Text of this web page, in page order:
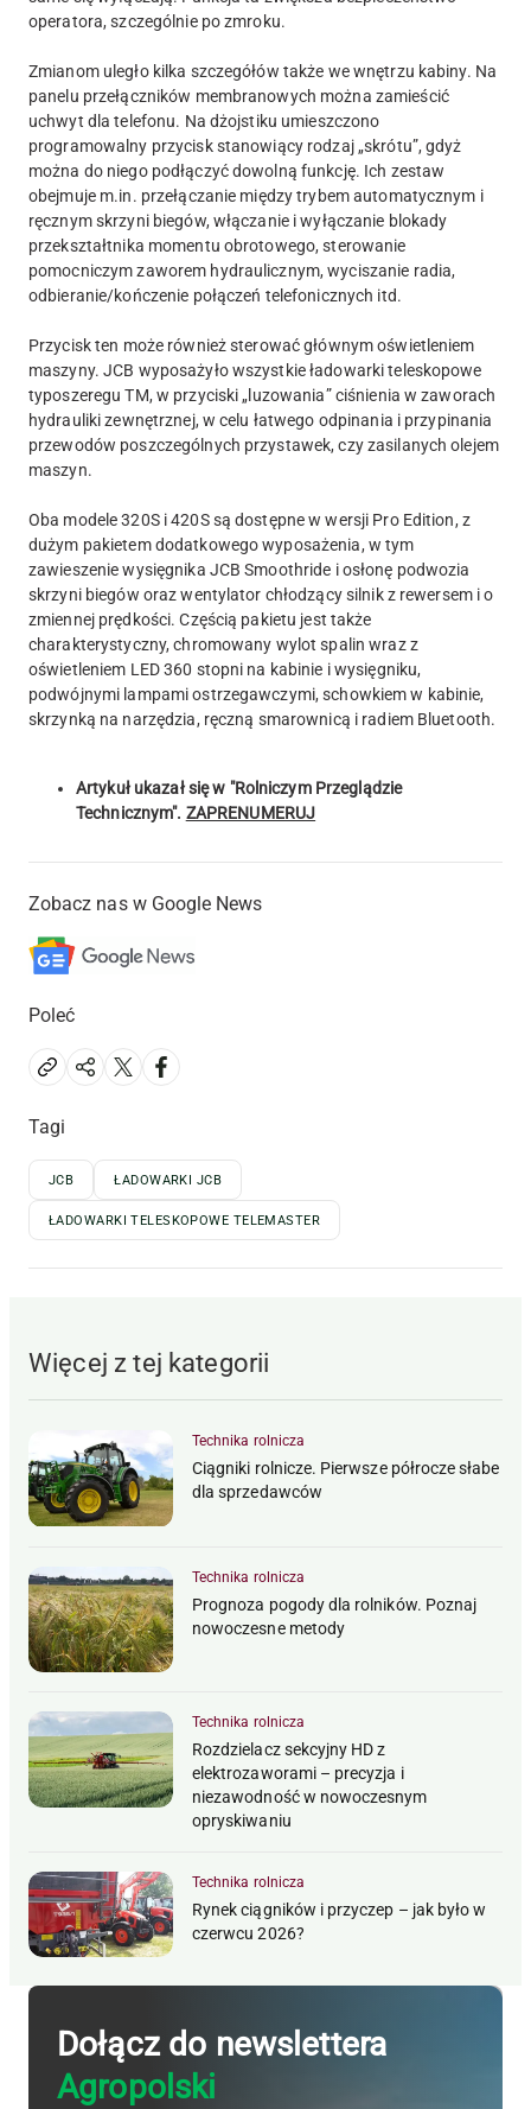
operatora, szczególnie po zmroku.
Zmianom uległo kilka szczegółów także we wnętrzu kabiny. Na
panelu przełączników membranowych można zamieścić
uchwyt dla telefonu. Na dżojstiku umieszczono
programowalny przycisk stanowiący rodzaj „skrótu”, gdyż
można do niego podłączyć dowolną funkcję. Ich zestaw
obejmuje m.in. przełączanie między trybem automatycznym i
ręcznym skrzyni biegów, włączanie i wyłączanie blokady
przekształtnika momentu obrotowego, sterowanie
pomocniczym zaworem hydraulicznym, wyciszanie radia,
odbieranie/kończenie połączeń telefonicznych itd.
Przycisk ten może również sterować głównym oświetleniem
maszyny. JCB wyposażyło wszystkie ładowarki teleskopowe
typoszeregu TM, w przyciski „luzowania” ciśnienia w zaworach
hydrauliki zewnętrznej, w celu łatwego odpinania i przypinania
przewodów poszczególnych przystawek, czy zasilanych olejem
maszyn.
Oba modele 320S i 420S są dostępne w wersji Pro Edition, z
dużym pakietem dodatkowego wyposażenia, w tym
zawieszenie wysięgnika JCB Smoothride i osłonę podwozia
skrzyni biegów oraz wentylator chłodzący silnik z rewersem i o
zmiennej prędkości. Częścią pakietu jest także
charakterystyczny, chromowany wylot spalin wraz z
oświetleniem LED 360 stopni na kabinie i wysięgniku,
podwójnymi lampami ostrzegawczymi, schowkiem w kabinie,
skrzynką na narzędzia, ręczną smarownicą i radiem Bluetooth.
Artykuł ukazał się w "Rolniczym Przeglądzie
Technicznym". ZAPRENUMERUJ
Zobacz nas w Google News
Poleć
Tagi
JCB ŁADOWARKI JCB
ŁADOWARKI TELESKOPOWE TELEMASTER
Więcej z tej kategorii
Technika rolnicza
Ciągniki rolnicze. Pierwsze półrocze słabe
dla sprzedawców
Technika rolnicza
Prognoza pogody dla rolników. Poznaj
nowoczesne metody
Technika rolnicza
Rozdzielacz sekcyjny HD z
elektrozaworami – precyzja i
niezawodność w nowoczesnym
opryskiwaniu
Technika rolnicza
Rynek ciągników i przyczep – jak było w
czerwcu 2026?
Dołącz do newslettera
Agropolski